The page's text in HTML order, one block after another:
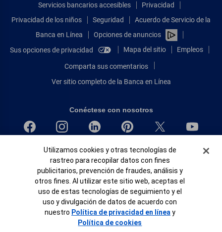
Servicios bancarios accesibles
Privacidad
Privacidad de los niños
Seguridad
Acuerdo de Servicio de la
Banca en Línea
Opciones de anuncios
Sus opciones de privacidad
Mapa del sitio Empleos
Comparta sus comentarios
Ver sitio completo de la Banca en Línea
Conéctese con nosotros
Bank of America, N.A. Miembro de FDIC.
Igualdad de oportunidades en préstamos para viviendas
© 2026 Bank of America Corporation.
Todos Los Derechos Reservados.
Patente: patents.bankofamerica.com
Banner de Cookies
Utilizamos cookies y otras tecnologías de
rastreo para recopilar datos con fines
publicitarios, prevención de fraudes, análisis y
otros fines. Al utilizar este sitio web, aceptas el
uso de estas tecnologías de seguimiento y el
uso y divulgación de datos de acuerdo con
nuestro Política de privacidad en línea y
Política de cookies